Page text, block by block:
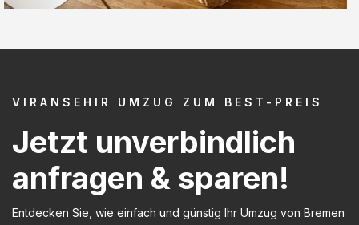
VIRANSEHIR UMZUG ZUM BEST-PREIS
Jetzt unverbindlich
anfragen & sparen!
Entdecken Sie, wie einfach und günstig Ihr Umzug von Bremen